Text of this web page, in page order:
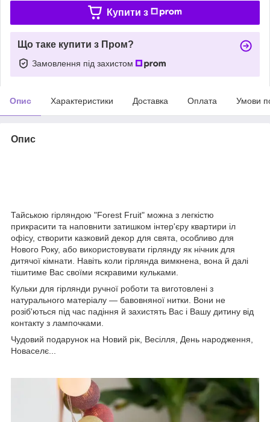
Купити з
Що таке купити з Пром?
Замовлення під захистом
Опис Характеристики Доставка Оплата Умови
Опис
Тайською гірляндою "Forest Fruit" можна з легкістю
прикрасити та наповнити затишком інтер'єру квартири іл
офісу, створити казковий декор для свята, особливо для
Нового Року, або використовувати гірлянду як нічник для
дитячої кімнати. Навіть коли гірлянда вимкнена, вона й далі
тішитиме Вас своїми яскравими кульками.
Кульки для гірлянди ручної роботи та виготовлені з
натурального матеріалу — бавовняної нитки. Вони не
розіб'ються під час падіння й захистять Вас і Вашу дитину від
контакту з лампочками.
Чудовий подарунок на Новий рік, Весілля, День народження,
Новаселє...